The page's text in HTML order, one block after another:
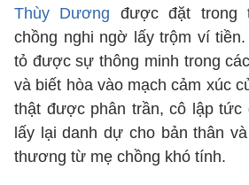
Thùy Dương được đặt trong
chồng nghi ngờ lấy trộm ví
tỏ được sự thông minh trong
và biết hòa vào mạch cảm xúc
thật được phân trần, cô lập tức
lấy lại danh dự cho bản thân
thương từ mẹ chồng khó tính.